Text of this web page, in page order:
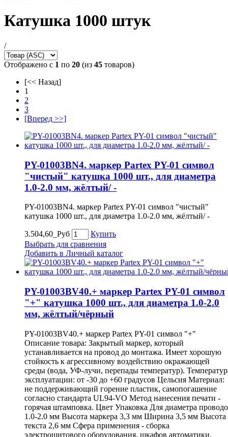
Катушка 1000 штук
/
Отображено с 1 по 20 (из 45 товаров)
[<< Назад]
1
2
3
[Вперед >>]
PY-01003BN4. маркер Partex PY-01 символ
"чистый" катушка 1000 шт., для диаметра
1.0-2.0 мм, жёлтый/ -
PY-01003BN4. маркер Partex PY-01 символ "чистый"
катушка 1000 шт., для диаметра 1.0-2.0 мм, жёлтый/ -
3.504,60_Руб
Купить
Выбрать для сравнения
Добавить в Личный каталог
PY-01003BV40.+ маркер Partex PY-01 символ
"+" катушка 1000 шт., для диаметра 1.0-2.0
мм, жёлтый/чёрный
PY-01003BV40.+ маркер Partex PY-01 символ "+"
Описание товара: Закрытый маркер, который
устанавливается на провод до монтажа. Имеет хорошую
стойкость к агрессивному воздействию окражающей
среды (вода, УФ-лучи, перепады температур).
эксплуатации: от -30 до +60 градусов Цельсия Материал:
не поддерживающий горение пластик, самопогашение
согласно стандарта UL94-VO Метод нанесения печати -
горячая штамповка. Цвет Упаковка Для диаметра
1.0-2.0 мм Высота маркера 3,3 мм Ширина 3,5 мм Высота
текста 2,6 мм Сфера применения - сборка
электрощитового оборудования, шкафов автоматики,